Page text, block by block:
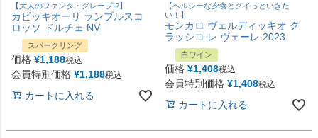
【大人のファンタ・グレープ!?】
カビッキオーリ ランブルスコ
ロッソ ドルチェ NV
スパークリング
価格 ¥1,188税込
会員特別価格 ¥1,188税込
カートに入れる
【ヘルシーな夕食とクイっといきた
い！】
モンカロ ヴェルディッキオ ク
ラッシコ レ ヴェーレ 2023
白ワイン
価格 ¥1,408税込
会員特別価格 ¥1,408税込
カートに入れる